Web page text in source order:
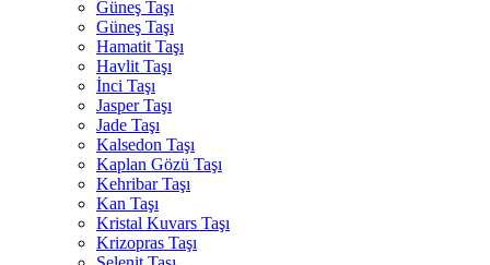
Güneş Taşı
Güneş Taşı
Hamatit Taşı
Havlit Taşı
İnci Taşı
Jasper Taşı
Jade Taşı
Kalsedon Taşı
Kaplan Gözü Taşı
Kehribar Taşı
Kan Taşı
Kristal Kuvars Taşı
Krizopras Taşı